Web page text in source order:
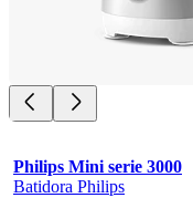
Philips Mini serie 3000
Batidora Philips